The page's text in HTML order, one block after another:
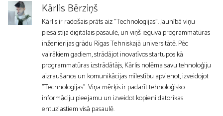
Kārlis Bērziņš
Kārlis ir radošais prāts aiz "Technologijas". Jaunībā viņu
piesaistīja digitālais pasaulē, un viņš ieguva programmatūras
inženierijas grādu Rīgas Tehniskajā universitātē. Pēc
vairākiem gadiem, strādājot inovatīvos startupos kā
programmatūras izstrādātājs, Kārlis nolēma savu tehnoloģiju
aizraušanos un komunikācijas mīlestību apvienot, izveidojot
"Technologijas". Viņa mērķis ir padarīt tehnoloģisko
informāciju pieejamu un izveidot kopieni datorikas
entuziastiem visā pasaulē.